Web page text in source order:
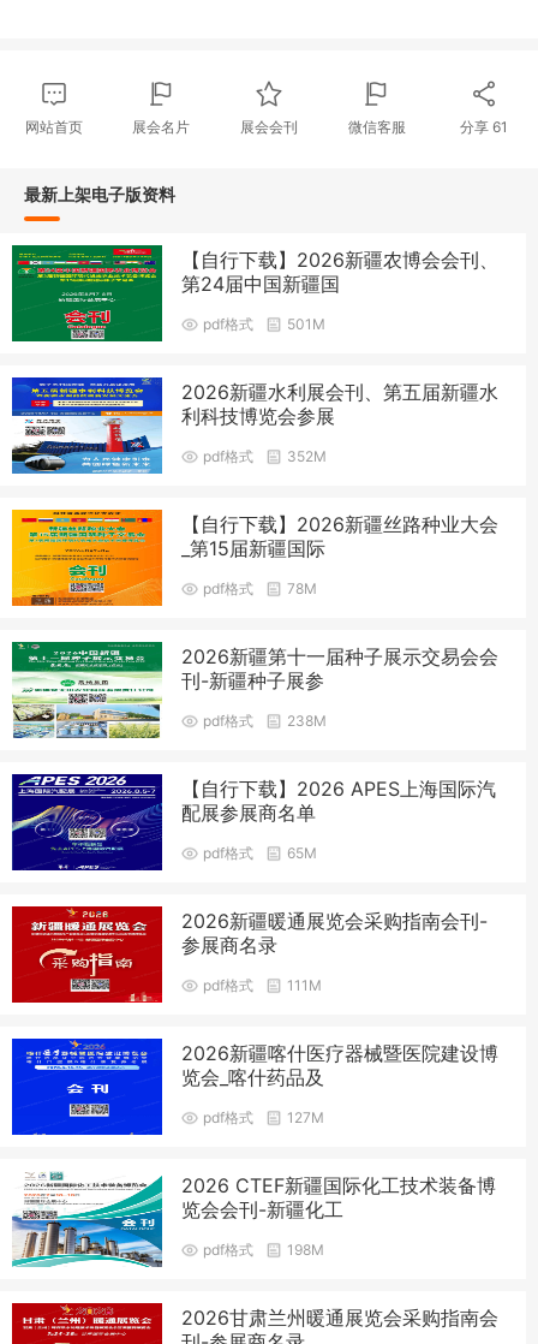
网站首页 展会名片 展会会刊 微信客服 分享61
最新上架电子版资料
【自行下载】2026新疆农博会会刊、
第24届中国新疆国
pdf格式 501M
2026新疆水利展会刊、第五届新疆水
利科技博览会参展
pdf格式 352M
【自行下载】2026新疆丝路种业大会
_第15届新疆国际
pdf格式 78M
2026新疆第十一届种子展示交易会会
刊-新疆种子展参
pdf格式 238M
【自行下载】2026 APES上海国际汽
配展参展商名单
pdf格式 65M
2026新疆暖通展览会采购指南会刊-
参展商名录
pdf格式 111M
2026新疆喀什医疗器械暨医院建设博
览会_喀什药品及
pdf格式 127M
2026 CTEF新疆国际化工技术装备博
览会会刊-新疆化工
pdf格式 198M
2026甘肃兰州暖通展览会采购指南会